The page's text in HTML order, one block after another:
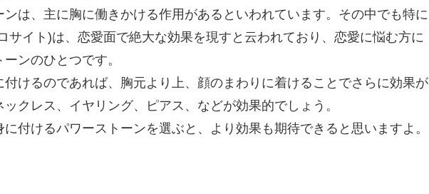
ンは、主に胸に働きかける作用があるといわれています。その中でも特に
サイト)は、恋愛面で絶大な効果を現すと云われており、恋愛に悩む方に
ンのひとつです。
けるのであれば、胸元より上、顔のまわりに着けることでさらに効果が
クレス、イヤリング、ピアス、などが効果的でしょう。
付けるパワーストーンを選ぶと、より効果も期待できると思いますよ。